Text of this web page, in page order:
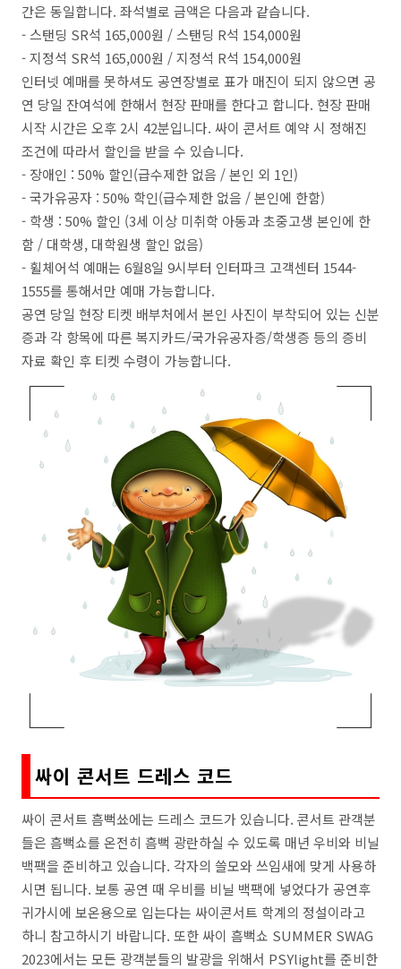
간은 동일합니다. 좌석별로 금액은 다음과 같습니다.
- 스탠딩 SR석 165,000원 / 스탠딩 R석 154,000원
- 지정석 SR석 165,000원 / 지정석 R석 154,000원
인터넷 예매를 못하셔도 공연장별로 표가 매진이 되지 않으면 공
연 당일 잔여석에 한해서 현장 판매를 한다고 합니다. 현장 판매
시작 시간은 오후 2시 42분입니다. 싸이 콘서트 예약 시 정해진
조건에 따라서 할인을 받을 수 있습니다.
- 장애인 : 50% 할인(급수제한 없음 / 본인 외 1인)
- 국가유공자 : 50% 학인(급수제한 없음 / 본인에 한함)
- 학생 : 50% 할인 (3세 이상 미취학 아동과 초중고생 본인에 한
함 / 대학생, 대학원생 할인 없음)
- 휠체어석 예매는 6월8일 9시부터 인터파크 고객센터 1544-
1555를 통해서만 예매 가능합니다.
공연 당일 현장 티켓 배부처에서 본인 사진이 부착되어 있는 신분
증과 각 항목에 따른 복지카드/국가유공자증/학생증 등의 증비
자료 확인 후 티켓 수령이 가능합니다.
싸이 콘서트 드레스 코드
싸이 콘서트 흠뻑쑈에는 드레스 코드가 있습니다. 콘서트 관객분
들은 흠뻑쇼를 온전히 흠뻑 광란하실 수 있도록 매년 우비와 비닐
백팩을 준비하고 있습니다. 각자의 쓸모와 쓰임새에 맞게 사용하
시면 됩니다. 보통 공연 때 우비를 비닐 백팩에 넣었다가 공연후
귀가시에 보온용으로 입는다는 싸이콘서트 학계의 정설이라고
하니 참고하시기 바랍니다. 또한 싸이 흠뻑쇼 SUMMER SWAG
2023에서는 모든 광객분들의 발광을 위해서 PSYlight를 준비한